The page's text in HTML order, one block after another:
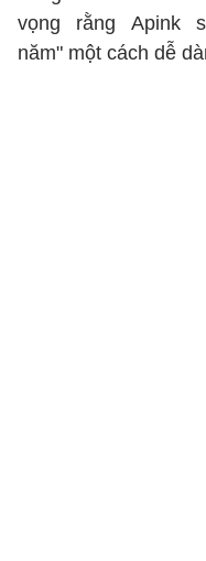
vọng rằng Apink
năm" một cách dễ